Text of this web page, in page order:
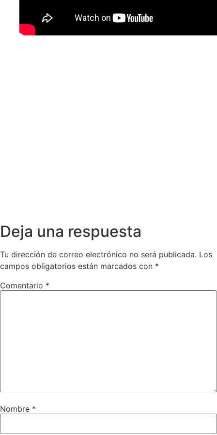
Deja una respuesta
Tu dirección de correo electrónico no será publicada. Los
campos obligatorios están marcados con *
Comentario *
Nombre *